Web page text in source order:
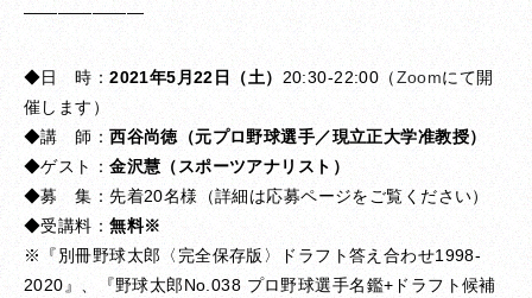
―――――――
◆日 時：2021年5月22日（土） 20:30-22:00（Zoomにて開
催します）
◆講 師：西谷尚徳（元プロ野球選手／現立正大学准教授）
◆ゲスト：金沢慧（スポーツアナリスト）
◆募 集：先着20名様（詳細は応募ページをご覧ください）
◆受講料：無料※
※『別冊野球太郎〈完全保存版〉ドラフト答え合わせ1998-
2020』、『野球太郎No.038 プロ野球選手名鑑+ドラフト候補